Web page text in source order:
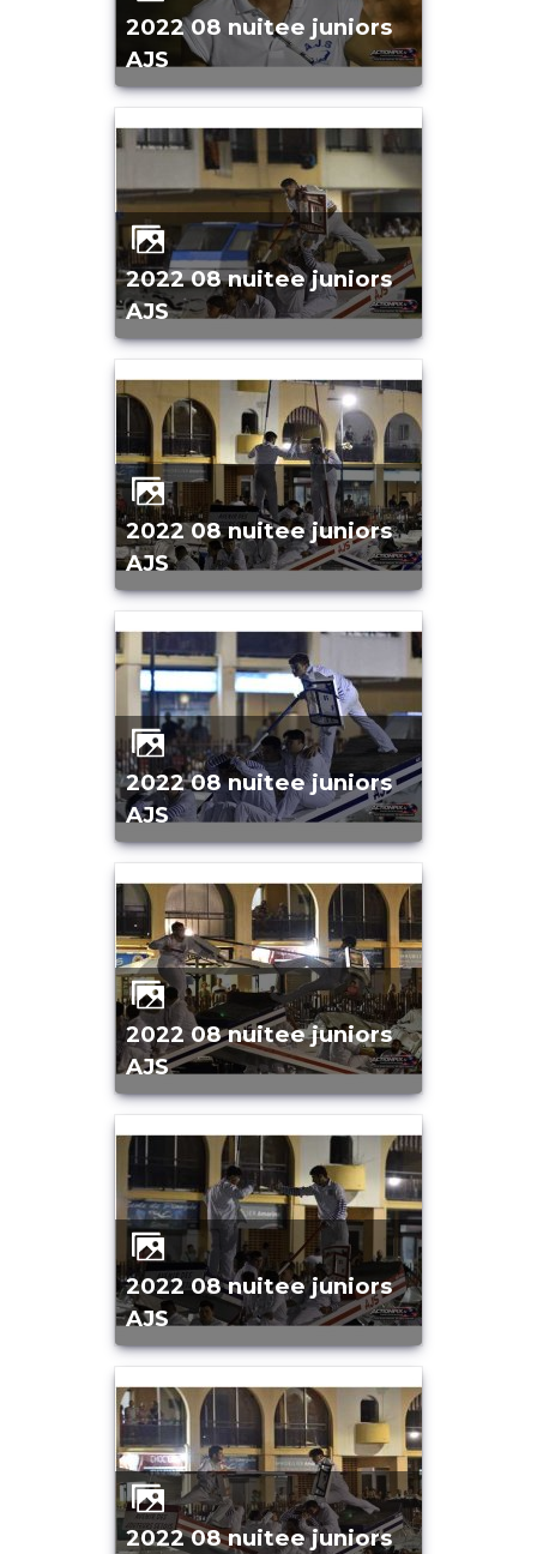
2022 08 nuitee juniors
AJS
2022 08 nuitee juniors
AJS
2022 08 nuitee juniors
AJS
2022 08 nuitee juniors
AJS
2022 08 nuitee juniors
AJS
2022 08 nuitee juniors
AJS
2022 08 nuitee juniors